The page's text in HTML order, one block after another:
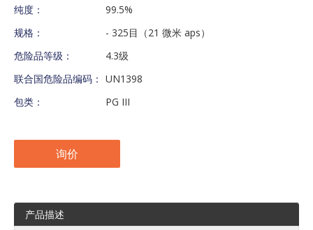
纯度：
99.5%
规格：
- 325目（21 微米 aps）
危险品等级：
4.3级
联合国危险品编码： UN1398
包类：
PG III
询价
产品描述